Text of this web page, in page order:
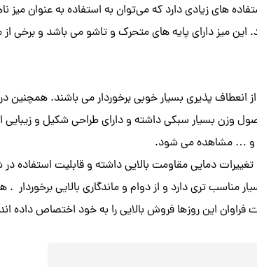
های زیادی دارد که می‌توان به استفاده به عنوان میز
این میز دارای پایه های متحرک و تاشو می‌ باشد و برخی از
انعطاف پذیری بسیار خوبی برخوردار می‌ باشند. همچنین
وزن بسیار سبکی داشته و دارای طراحی شکیل و زیبایی
و … مشاهده می‌ شود.
دمایی مقاومت بالایی داشته و قابلیت استفاده
مناسب تری دارد و از دوام و ماندگاری بالایی
فراوان این روزها فروش بالایی را به خود اختصاص داده‌